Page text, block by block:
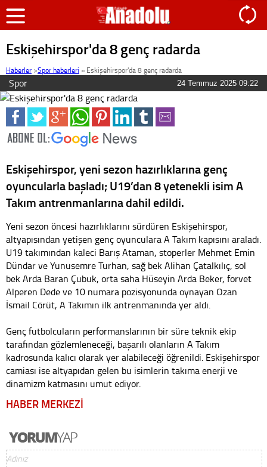
Eskişehirspor'da 8 genç radarda
Haberler >Spor haberleri » Eskişehirspor'da 8 genç radarda
Spor 24 Temmuz 2025 09:22
Eskişehirspor, yeni sezon hazırlıklarına genç
oyuncularla başladı; U19’dan 8 yetenekli isim A
Takım antrenmanlarına dahil edildi.
Yeni sezon öncesi hazırlıklarını sürdüren Eskişehirspor,
altyapısından yetişen genç oyunculara A Takım kapısını araladı.
U19 takımından kaleci Barış Ataman, stoperler Mehmet Emin
Dündar ve Yunusemre Turhan, sağ bek Alihan Çatalkılıç, sol
bek Arda Baran Çubuk, orta saha Hüseyin Arda Beker, forvet
Alperen Dede ve 10 numara pozisyonunda oynayan Ozan
İsmail Cörüt, A Takımın ilk antrenmanında yer aldı.
Genç futbolcuların performanslarının bir süre teknik ekip
tarafından gözlemleneceği, başarılı olanların A Takım
kadrosunda kalıcı olarak yer alabileceği öğrenildi. Eskişehirspor
camiası ise altyapıdan gelen bu isimlerin takıma enerji ve
dinamizm katmasını umut ediyor.
HABER MERKEZİ